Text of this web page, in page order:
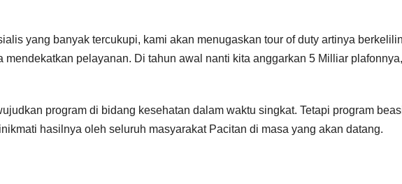
yang banyak tercukupi, kami akan menugaskan tour of duty artinya
mendekatkan pelayanan. Di tahun awal nanti kita anggarkan 5 Milliar
program di bidang kesehatan dalam waktu singkat. Tetapi program
hasilnya oleh seluruh masyarakat Pacitan di masa yang akan datang.